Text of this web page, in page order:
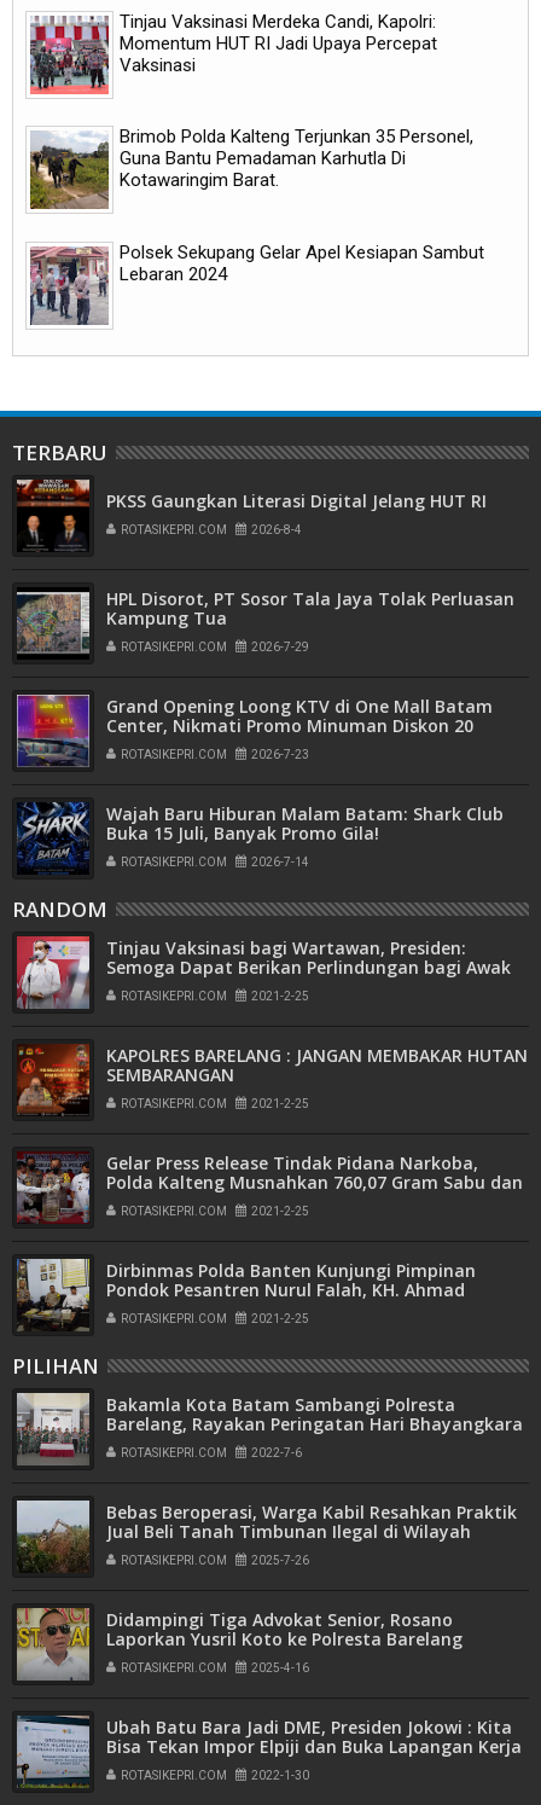
Tinjau Vaksinasi Merdeka Candi, Kapolri:
Momentum HUT RI Jadi Upaya Percepat
Vaksinasi
Brimob Polda Kalteng Terjunkan 35 Personel,
Guna Bantu Pemadaman Karhutla Di
Kotawaringim Barat.
Polsek Sekupang Gelar Apel Kesiapan Sambut
Lebaran 2024
TERBARU
PKSS Gaungkan Literasi Digital Jelang HUT RI
ROTASIKEPRI.COM 2026-8-4
HPL Disorot, PT Sosor Tala Jaya Tolak Perluasan
Kampung Tua
ROTASIKEPRI.COM 2026-7-29
Grand Opening Loong KTV di One Mall Batam
Center, Nikmati Promo Minuman Diskon 20
Persen
ROTASIKEPRI.COM 2026-7-23
Wajah Baru Hiburan Malam Batam: Shark Club
Buka 15 Juli, Banyak Promo Gila!
ROTASIKEPRI.COM 2026-7-14
RANDOM
Tinjau Vaksinasi bagi Wartawan, Presiden:
Semoga Dapat Berikan Perlindungan bagi Awak
Media
ROTASIKEPRI.COM 2021-2-25
KAPOLRES BARELANG : JANGAN MEMBAKAR HUTAN
SEMBARANGAN
ROTASIKEPRI.COM 2021-2-25
Gelar Press Release Tindak Pidana Narkoba,
Polda Kalteng Musnahkan 760,07 Gram Sabu dan
Amankan 6 Senpi Rakitan
ROTASIKEPRI.COM 2021-2-25
Dirbinmas Polda Banten Kunjungi Pimpinan
Pondok Pesantren Nurul Falah, KH. Ahmad
Rafiudin S. Ag.
ROTASIKEPRI.COM 2021-2-25
PILIHAN
Bakamla Kota Batam Sambangi Polresta
Barelang, Rayakan Peringatan Hari Bhayangkara
ke-76
ROTASIKEPRI.COM 2022-7-6
Bebas Beroperasi, Warga Kabil Resahkan Praktik
Jual Beli Tanah Timbunan Ilegal di Wilayah
Pemukiman
ROTASIKEPRI.COM 2025-7-26
Didampingi Tiga Advokat Senior, Rosano
Laporkan Yusril Koto ke Polresta Barelang
ROTASIKEPRI.COM 2025-4-16
Ubah Batu Bara Jadi DME, Presiden Jokowi : Kita
Bisa Tekan Impor Elpiji dan Buka Lapangan Kerja
ROTASIKEPRI.COM 2022-1-30